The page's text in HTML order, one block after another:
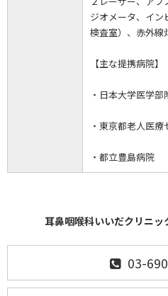
ジオメータ、イン
検査室）、赤外線
【主な提携病院】
・日本大学医学部
・東京都老人医療
・都立豊島病院
耳鼻咽喉科いいだクリニッ
03-